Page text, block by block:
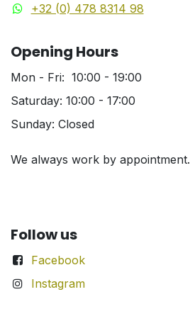
+32 (0) 478 8314 98
Opening Hours
Mon - Fri: 10:00 - 19:00
Saturday: 10:00 - 17:00
Sunday: Closed
We always work by appointment.
Follow us
Facebook
Instagram